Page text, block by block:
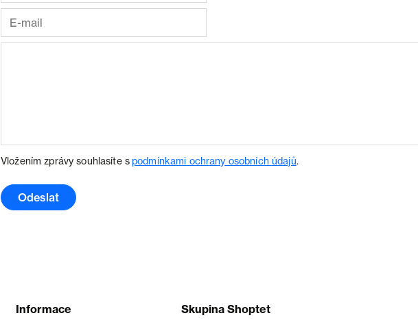
Vložením zprávy souhlasíte spodmínkami ochrany osobních údajů.
Odeslat
Informace Skupina Shoptet